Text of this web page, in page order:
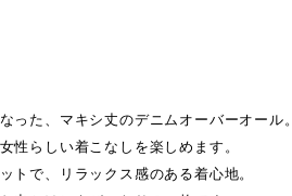
った、マキシ丈のデニムオーバーオール。
性らしい着こなしを楽しめます。
トで、リラックス感のある着心地。